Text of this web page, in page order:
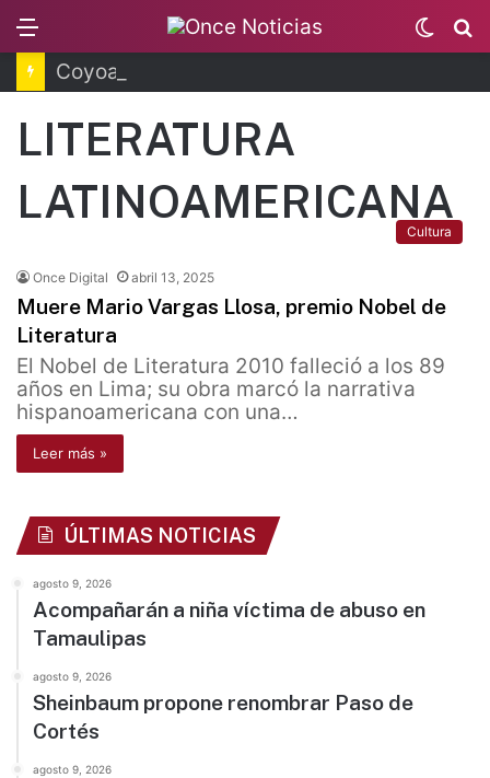
Switch
skin
LITERATURA
LATINOAMERICANA
Cultura
Once Digital abril 13, 2025
Muere Mario Vargas Llosa, premio Nobel de
Literatura
El Nobel de Literatura 2010 falleció a los 89
años en Lima; su obra marcó la narrativa
hispanoamericana con una…
Leer más »
ÚLTIMAS NOTICIAS
agosto 9, 2026
Acompañarán a niña víctima de abuso en
Tamaulipas
agosto 9, 2026
Sheinbaum propone renombrar Paso de
Cortés
agosto 9, 2026